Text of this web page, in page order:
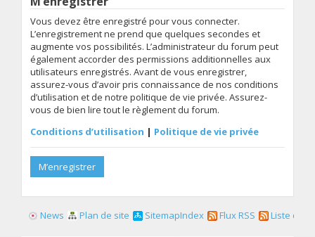
Vous devez être enregistré pour vous connecter.
L’enregistrement ne prend que quelques secondes et
augmente vos possibilités. L’administrateur du forum peut
également accorder des permissions additionnelles aux
utilisateurs enregistrés. Avant de vous enregistrer,
assurez-vous d’avoir pris connaissance de nos conditions
d’utilisation et de notre politique de vie privée. Assurez-
vous de bien lire tout le règlement du forum.
Conditions d’utilisation | Politique de vie privée
M’enregistrer
News Plan de site SitemapIndex Flux RSS Liste des